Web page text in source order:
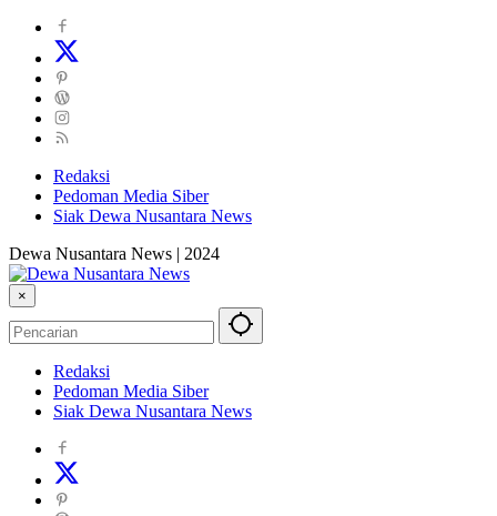
Redaksi
Pedoman Media Siber
Siak Dewa Nusantara News
Dewa Nusantara News | 2024
×
Redaksi
Pedoman Media Siber
Siak Dewa Nusantara News